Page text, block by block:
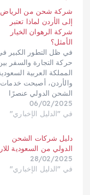
شركة شحن من الرياض
إلى الأردن لماذا تعتبر
شركة الرهوان الخيار
الأمثل؟
في ظل التطور الكبير
حركة التجارة والسفر
المملكة العربية
والأردن، أصبحت خدمات
الشحن الدولي عنصرًا
أساسيًا للأفراد والشركات
على حد سواء. سواء كنت
تجارية، نقل أثاث منزلي،
حتى إرسال أغراض
شخصية، فإن اختيار
شحن موثوقة يعد أمرًا
الأهمية. في هذا…
06/02/2025
في "الدليل الإخباري"
دليل شركات الشحن
الدولي من السعودية
28/02/2025
في "الدليل الإخباري"